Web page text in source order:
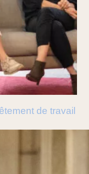
de travail